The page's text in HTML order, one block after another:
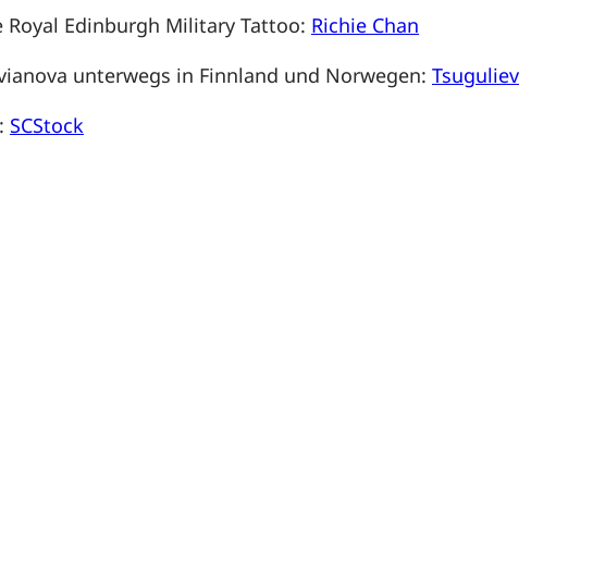
Royal Edinburgh Military Tattoo: Richie Chan
unterwegs in Finnland und Norwegen: Tsuguliev
SCStock